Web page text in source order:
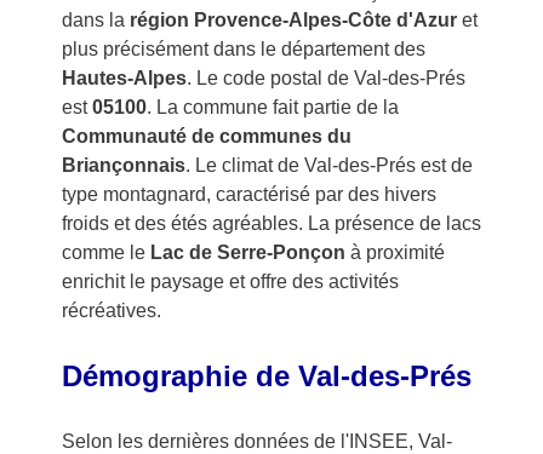
dans la région Provence-Alpes-Côte d'Azuret
plus précisément dans le département des
Hautes-Alpes. Le code postal de Val-des-Prés
est05100. La commune fait partie de la
Communauté de communes du
Briançonnais. Le climat de Val-des-Prés est de
type montagnard, caractérisé par des hivers
froids et des étés agréables. La présence de lacs
comme le Lac de Serre-Ponçon à proximité
enrichit le paysage et offre des activités
récréatives.
Démographie de Val-des-Prés
Selon les dernières données de l'INSEE, Val-